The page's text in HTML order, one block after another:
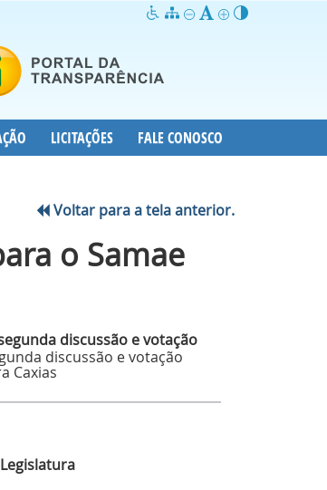
LICITAÇÕES FALE CONOSCO
Voltar para a tela anterior.
o Samae
discussão e votação
Caxias